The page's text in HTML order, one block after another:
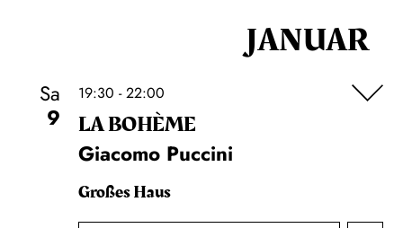
JANUAR
Sa
9
19:30 - 22:00
LA BOHÈME
Giacomo Puccini
Großes Haus